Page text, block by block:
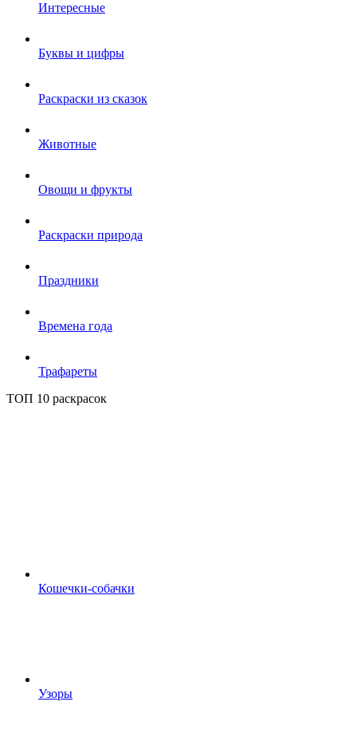
Интересные
Буквы и цифры
Раскраски из сказок
Животные
Овощи и фрукты
Раскраски природа
Праздники
Времена года
Трафареты
ТОП 10 раскрасок
Кошечки-собачки
Узоры